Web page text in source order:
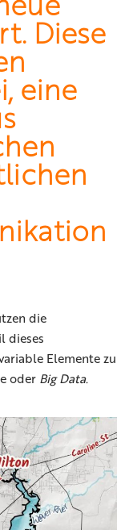
Diese
eine
die
dieses
Elemente zu
oder Big Data.